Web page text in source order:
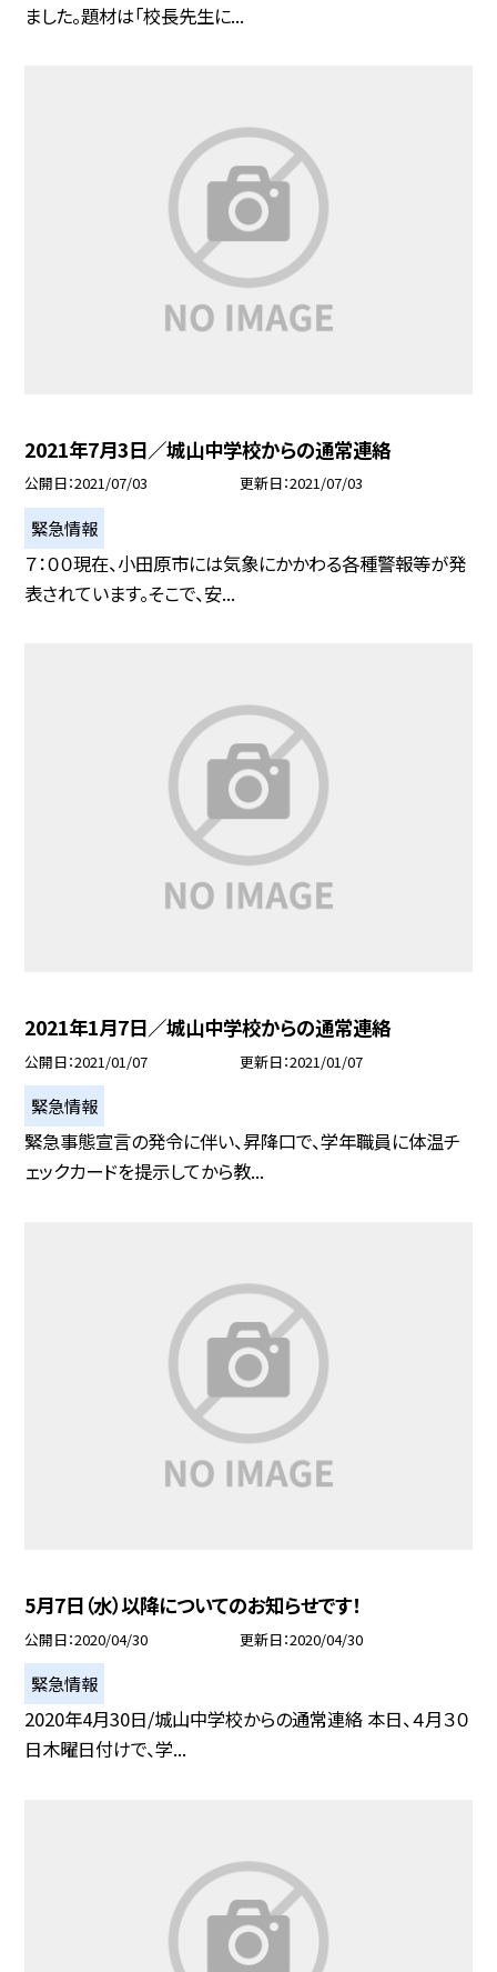
ました。題材は「校長先生に...
2021年7月3日／城山中学校からの通常連絡
公開日 2021/07/03 更新日 2021/07/03
緊急情報
７：００現在、小田原市には気象にかかわる各種警報等が発
表されています。そこで、安...
2021年1月7日／城山中学校からの通常連絡
公開日 2021/01/07 更新日 2021/01/07
緊急情報
緊急事態宣言の発令に伴い、昇降口で、学年職員に体温チ
ェックカードを提示してから教...
5月7日（水）以降についてのお知らせです！
公開日 2020/04/30 更新日 2020/04/30
緊急情報
2020年4月30日/城山中学校からの通常連絡 本日、４月３０
日木曜日付けで、学...